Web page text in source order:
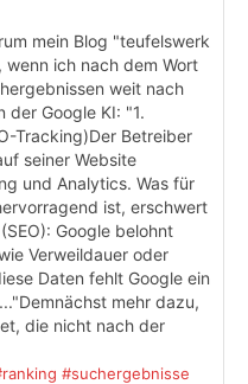
mein Blog "teufelswerk
wenn ich nach dem Wort
weit nach
Google KI: "1.
Tracking)Der Betreiber
seiner Website
und Analytics. Was für
ist, erschwert
Google belohnt
Verweildauer oder
Daten fehlt Google ein
mehr dazu,
die nicht nach der
#suchergebnisse